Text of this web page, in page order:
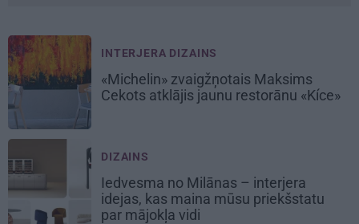
INTERJERA DIZAINS
«Michelin» zvaigžņotais Maksims
Cekots atklājis jaunu restorānu «Kíce»
DIZAINS
Iedvesma no Milānas – interjera
idejas, kas maina mūsu priekšstatu
par mājokļa vidi